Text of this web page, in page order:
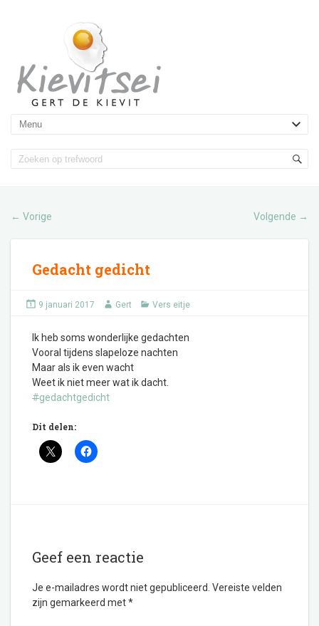
← Vorige Volgende →
Gedacht gedicht
9 januari 2017 Gert Vers eitje
Ik heb soms wonderlijke gedachten
Vooral tijdens slapeloze nachten
Maar als ik even wacht
Weet ik niet meer wat ik dacht.
#gedachtgedicht
Dit delen:
Geef een reactie
Je e-mailadres wordt niet gepubliceerd. Vereiste velden
zijn gemarkeerd met*